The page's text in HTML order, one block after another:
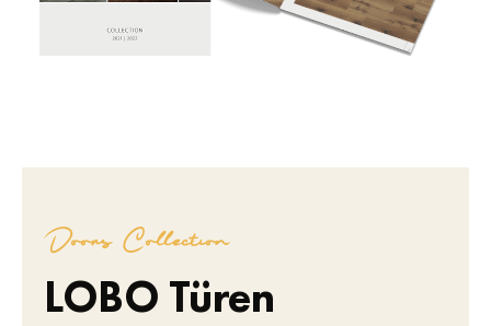
Doors Collection
LOBO Türen